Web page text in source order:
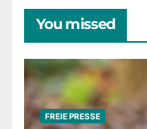
You missed
FREIE PRESSE